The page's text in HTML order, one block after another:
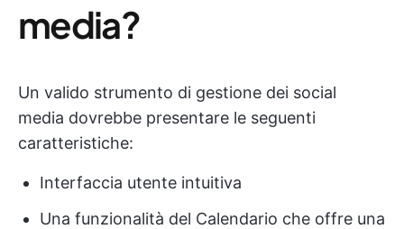
media?
Un valido strumento di gestione dei social
media dovrebbe presentare le seguenti
caratteristiche:
Interfaccia utente intuitiva
Una funzionalità del Calendario che offre una